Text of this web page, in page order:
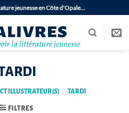
jeunesse en Côte d'Opale…
ILLUSTRATEUR(S) / TARDI
FILTRES